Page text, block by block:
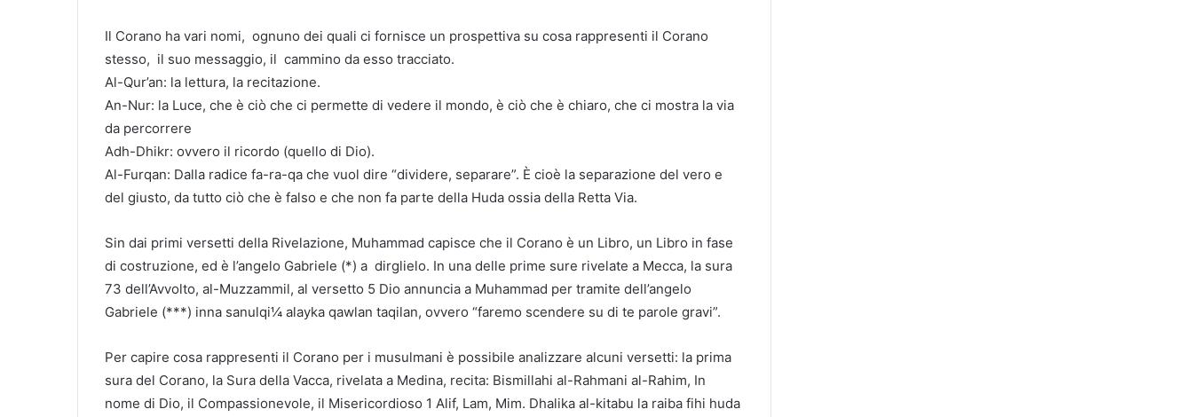
Il Corano ha vari nomi, ognuno dei quali ci fornisce un prospettiva su cosa rappresenti il Corano
stesso, il suo messaggio, il cammino da esso tracciato.
Al-Qur’an: la lettura, la recitazione.
An-Nur: la Luce, che è ciò che ci permette di vedere il mondo, è ciò che è chiaro, che ci mostra la via
da percorrere
Adh-Dhikr: ovvero il ricordo (quello di Dio).
Al-Furqan: Dalla radice fa-ra-qa che vuol dire “dividere, separare”. È cioè la separazione del vero e
del giusto, da tutto ciò che è falso e che non fa parte della Huda ossia della Retta Via.
Sin dai primi versetti della Rivelazione, Muhammad capisce che il Corano è un Libro, un Libro in fase
di costruzione, ed è l’angelo Gabriele (*) a dirglielo. In una delle prime sure rivelate a Mecca, la sura
73 dell’Avvolto, al-Muzzammil, al versetto 5 Dio annuncia a Muhammad per tramite dell’angelo
Gabriele (***) inna sanulqi¼ alayka qawlan taqilan, ovvero “faremo scendere su di te parole gravi”.
Per capire cosa rappresenti il Corano per i musulmani è possibile analizzare alcuni versetti: la prima
sura del Corano, la Sura della Vacca, rivelata a Medina, recita: Bismillahi al-Rahmani al-Rahim, In
nome di Dio, il Compassionevole, il Misericordioso 1 Alif, Lam, Mim. Dhalika al-kitabu la raiba fihi huda